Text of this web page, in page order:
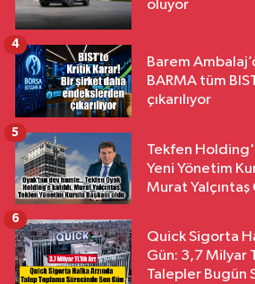
oluyor
Barem
BARMA tüm
çıkarılıyor
4
Tekfen
Yeni Yönetim
Murat Yalçıntaş
5
Quick Sigorta
Gün: 3,7 Milyar
Talepler Bugün
6